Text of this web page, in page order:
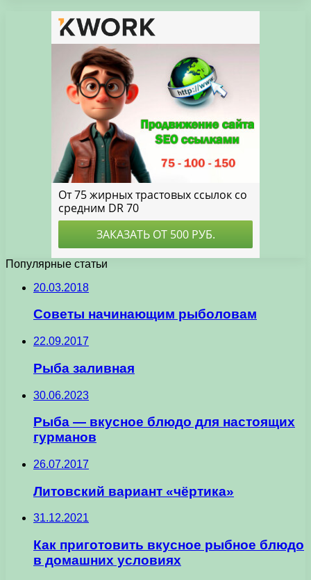
Популярные статьи
20.03.2018
Советы начинающим рыболовам
22.09.2017
Рыба заливная
30.06.2023
Рыба — вкусное блюдо для настоящих
гурманов
26.07.2017
Литовский вариант «чёртика»
31.12.2021
Как приготовить вкусное рыбное блюдо
в домашних условиях